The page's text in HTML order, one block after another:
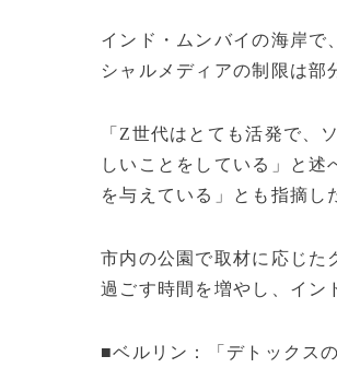
インド・ムンバイの海岸で
シャルメディアの制限は部
「Z世代はとても活発で、
しいことをしている」と
を与えている」とも指摘し
市内の公園で取材に応じた
過ごす時間を増やし、イン
■ベルリン：「デトックス